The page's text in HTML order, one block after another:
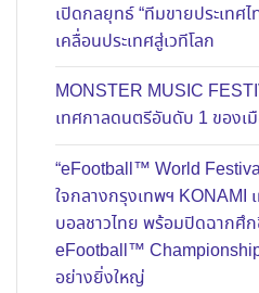
เปิดกลยุทธ์ “ทีมขายประเทศ
เคลื่อนประเทศสู่เวทีโลก
MONSTER MUSIC
เทศกาลดนตรีอันดับ 1 ของเ
“eFootball™ World
ใจกลางกรุงเทพฯ KONAMI
บอลชาวไทย พร้อมปิดฉากศึ
eFootball™
อย่างยิ่งใหญ่